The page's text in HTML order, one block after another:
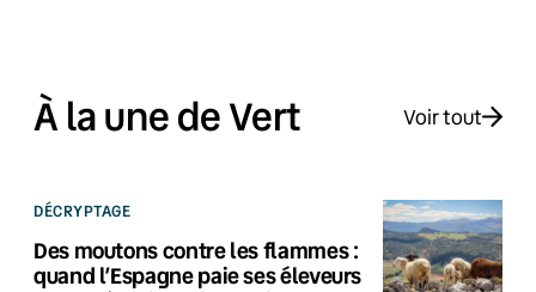
À la une de Vert Voir tout
DÉCRYPTAGE
Des moutons contre les flammes :
quand l’Espagne paie ses éleveurs